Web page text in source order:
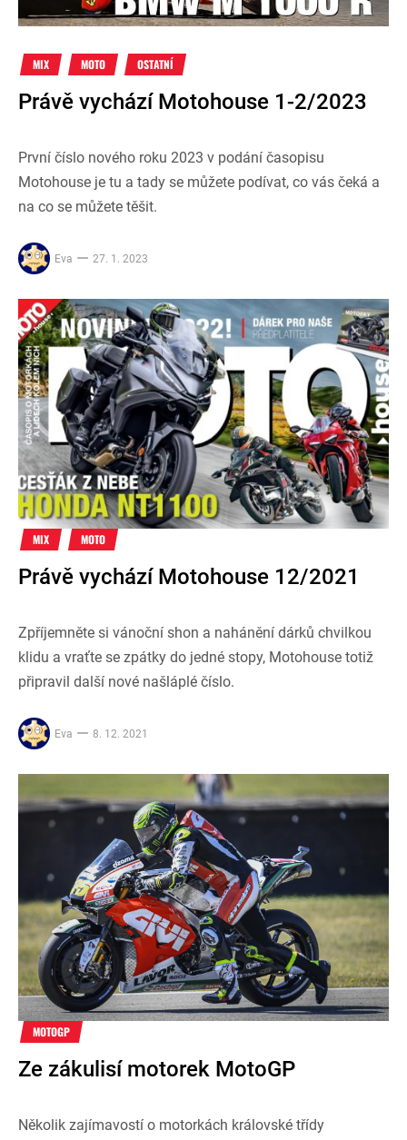
MIX MOTO OSTATNÍ
Právě vychází Motohouse 1-2/2023
První číslo nového roku 2023 v podání časopisu
Motohouse je tu a tady se můžete podívat, co vás čeká a
na co se můžete těšit.
Eva 27. 1. 2023
MIX MOTO
Právě vychází Motohouse 12/2021
Zpříjemněte si vánoční shon a nahánění dárků chvilkou
klidu a vraťte se zpátky do jedné stopy, Motohouse totiž
připravil další nové našláplé číslo.
Eva 8. 12. 2021
MOTOGP
Ze zákulisí motorek MotoGP
Několik zajímavostí o motorkách královské třídy